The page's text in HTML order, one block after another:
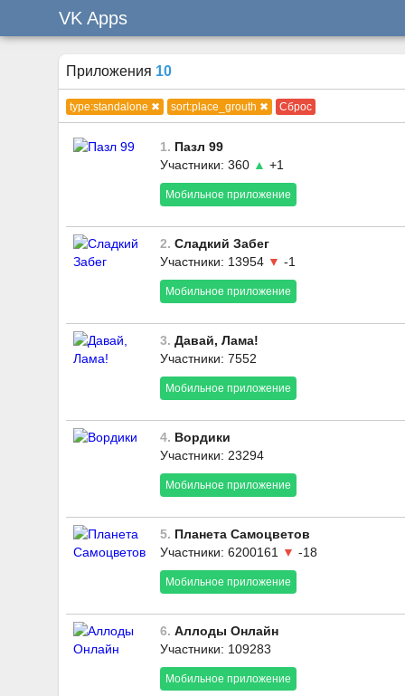
VK Apps
Приложения 10
type:standalone ✖ sort:place_grouth ✖ Сброс
1. Пазл 99
Участники: 360 ▲ +1
Мобильное приложение
2. Сладкий Забег
Участники: 13954 ▼ -1
Мобильное приложение
3. Давай, Лама!
Участники: 7552
Мобильное приложение
4. Вордики
Участники: 23294
Мобильное приложение
5. Планета Самоцветов
Участники: 6200161
▼ -18
Мобильное приложение
6. Аллоды Онлайн
Участники: 109283
Мобильное приложение